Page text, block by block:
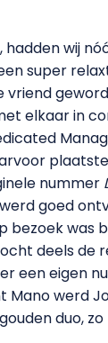
wij
super
vriend
elkaar in
nummer
goed
bezoek was
deels de
een eigen
Mano werd
duo,